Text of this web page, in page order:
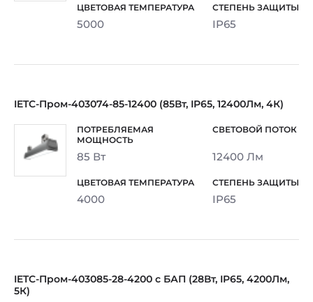
5000 IP65
IETC-Пром-403074-85-12400 (85Вт, IP65, 12400Лм, 4К)
85 Вт 12400 Лм
4000 IP65
IETC-Пром-403085-28-4200 с БАП (28Вт, IP65, 4200Лм,
5К)